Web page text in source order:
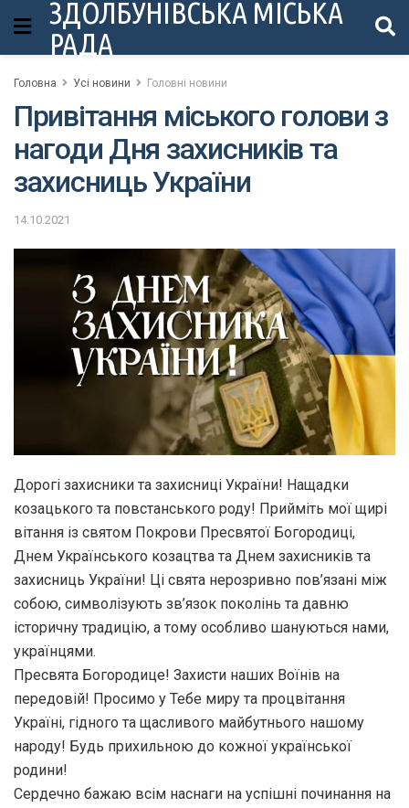
ЗДОЛБУНІВСЬКА МІСЬКА
РАДА
Головна Усі новини Головні новини
Привітання міського голови з
нагоди Дня захисників та
захисниць України
14.10.2021
Дорогі захисники та захисниці України! Нащадки
козацького та повстанського роду! Прийміть мої щирі
вітання із святом Покрови Пресвятої Богородиці,
Днем Українського козацтва та Днем захисників та
захисниць України! Ці свята нерозривно пов’язані між
собою, символізують зв’язок поколінь та давню
історичну традицію, а тому особливо шануються нами,
українцями.
Пресвята Богородице! Захисти наших Воїнів на
передовій! Просимо у Тебе миру та процвітання
Україні, гідного та щасливого майбутнього нашому
народу! Будь прихильною до кожної української
родини!
Сердечно бажаю всім наснаги на успішні починання на